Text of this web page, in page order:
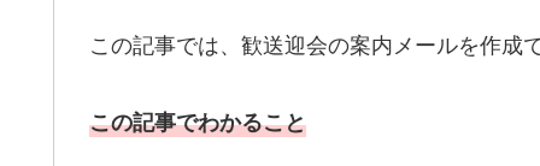
この記事では、歓送迎会の案内メールを作成
この記事でわかること